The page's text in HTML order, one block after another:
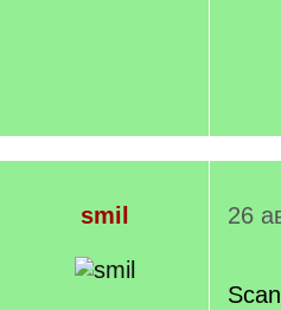
smil 26